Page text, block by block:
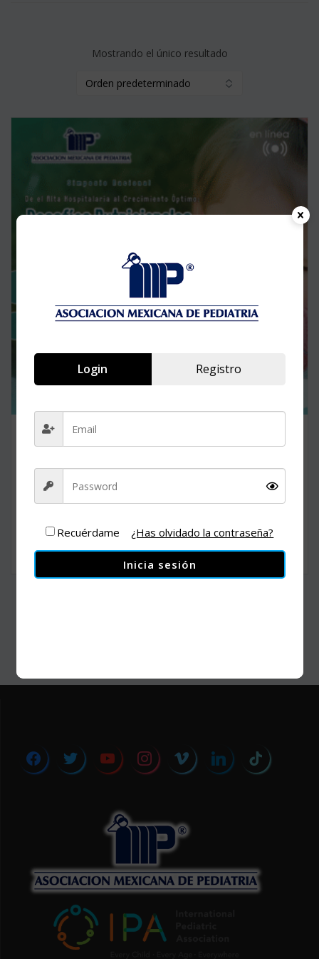
Mostrando el único resultado
Desafíos nutricionales en el paciente pediátrico
facebook twitter youtube instagramvimeo linkedin tiktok
Login Registro
Recuérdame ¿Has olvidado la contraseña?
Inicia sesión